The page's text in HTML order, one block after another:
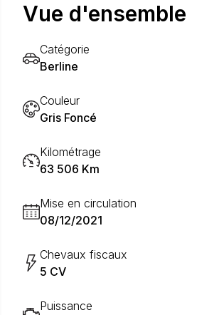
Vue d'ensemble
Catégorie
Berline
Couleur
Gris Foncé
Kilométrage
63 506 Km
Mise en circulation
08/12/2021
Chevaux fiscaux
5 CV
Puissance